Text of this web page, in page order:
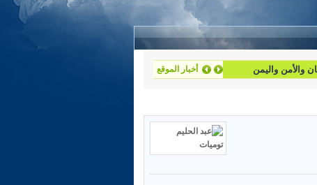
أخبار الموقع